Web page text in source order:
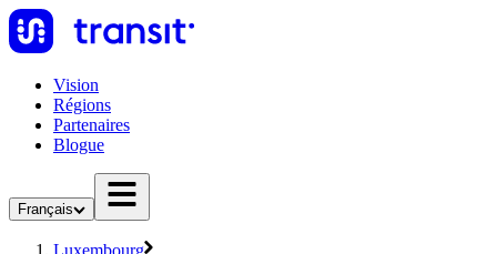
Vision
Régions
Partenaires
Blogue
Français
Luxembourg